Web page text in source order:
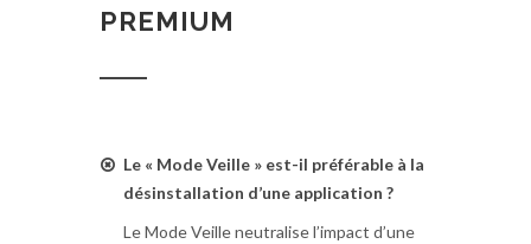
PREMIUM
Le « Mode Veille » est-il préférable à la
désinstallation d’une application ?
Le Mode Veille neutralise l’impact d’une